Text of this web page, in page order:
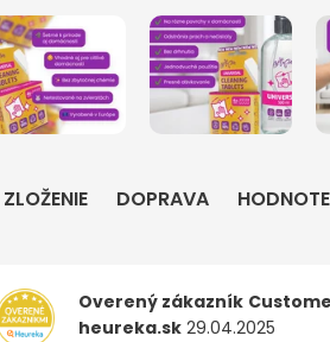
ZLOŽENIE DOPRAVA
Overený zákazník
heureka.sk 29.04.2025